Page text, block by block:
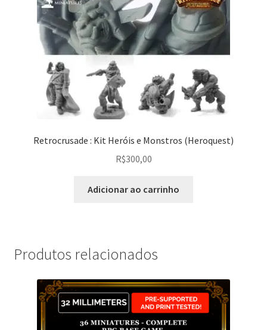
Retrocrusade : Kit Heróis e Monstros (Heroquest)
R$300,00
Adicionar ao carrinho
Produtos relacionados